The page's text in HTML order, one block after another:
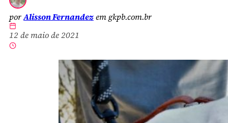
porAlisson Fernandezem gkpb.com.br
12 de maio de 2021